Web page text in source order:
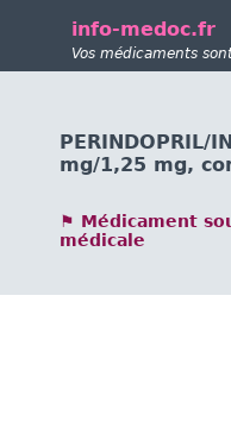
info-medoc.fr
Vos médicaments
PERINDOPRIL/
mg/1,25 mg,
⚑ Médicament
médicale